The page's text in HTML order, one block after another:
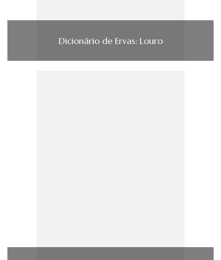
Dicionário de Ervas: Louro